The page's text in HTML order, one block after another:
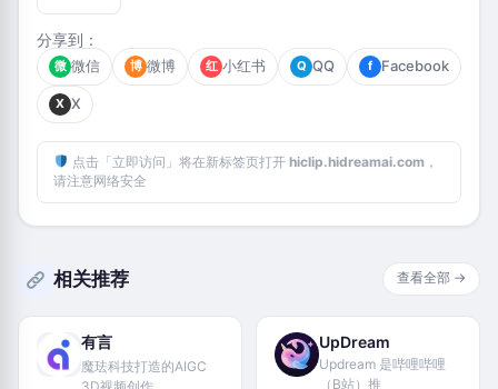
分享到：
微 微信 博 微博 红 小红书 Q QQ f Facebook
X X
点击「立即访问」将在新标签页打开 hiclip.hidreamai.com ，
请注意网络安全
相关推荐 查看全部 →
有言
魔珐科技打造的AIGC
UpDream
Updream 是哔哩哔哩
（B站）推